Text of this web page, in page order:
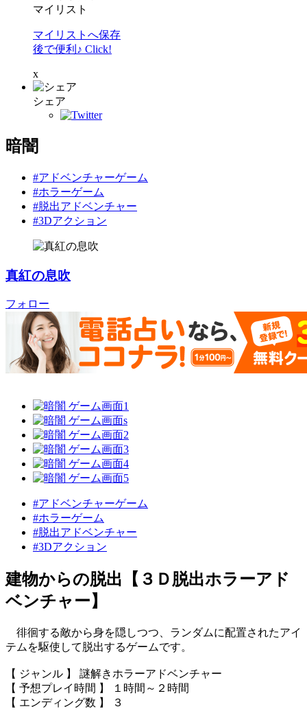
マイリスト
マイリストへ保存
後で便利♪ Click!
x
シェア
暗闇
#アドベンチャーゲーム
#ホラーゲーム
#脱出アドベンチャー
#3Dアクション
真紅の息吹
フォロー
#アドベンチャーゲーム
#ホラーゲーム
#脱出アドベンチャー
#3Dアクション
建物からの脱出【３Ｄ脱出ホラーアド
ベンチャー】
徘徊する敵から身を隠しつつ、ランダムに配置されたアイ
テムを駆使して脱出するゲームです。
【 ジャンル 】 謎解きホラーアドベンチャー
【 予想プレイ時間 】 １時間～２時間
【 エンディング数 】 ３